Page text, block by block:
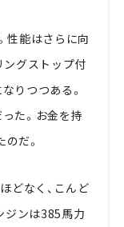
性能はさらに向
ングストップ付
りつつある。
た。お金を持
だ。
どなく、こんど
ジンは385馬力